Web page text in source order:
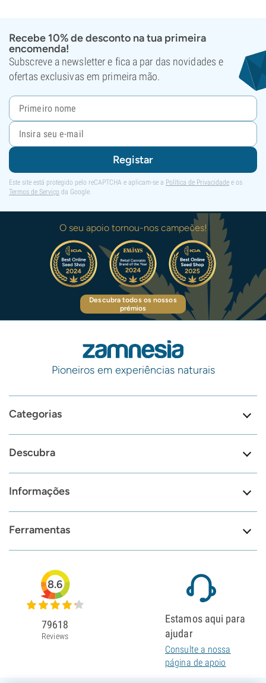
Recebe 10% de desconto na tua primeira
encomenda!
Subscreve a newsletter e fica a par das novidades e
ofertas exclusivas em primeira mão.
Registar
Este site está protegido pelo reCAPTCHA e aplicam-se a Política de Privacidade e os
Termos de Serviço da Google.
O seu apoio tornou-nos campeões!
Descubra todos os nossos
prémios
Pioneiros em experiências naturais
Categorias
Descubra
Informações
Ferramentas
8.6
79618
Reviews
Estamos aqui para
ajudar
Consulte a nossa
página de apoio